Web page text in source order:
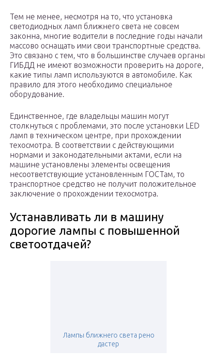
Тем не менее, несмотря на то, что установка
светодиодных ламп ближнего света не совсем
законна, многие водители в последние годы начали
массово оснащать ими свои транспортные средства.
Это связано с тем, что в большинстве случаев органы
ГИБДД не имеют возможности проверить на дороге,
какие типы ламп используются в автомобиле. Как
правило для этого необходимо специальное
оборудование.
Единственное, где владельцы машин могут
столкнуться с проблемами, это после установки LED
ламп в техническом центре, при прохождении
техосмотра. В соответствии с действующими
нормами и законодательными актами, если на
машине установлены элементы освещения
несоответствующие установленным ГОСТам, то
транспортное средство не получит положительное
заключение о прохождении техосмотра.
Устанавливать ли в машину
дорогие лампы с повышенной
светоотдачей?
Лампы ближнего света рено
дастер